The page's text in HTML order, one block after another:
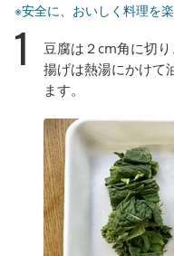
※安全に、おいしく料理を
1
豆腐は２cm角に切
揚げは熱湯にかけて
ます。